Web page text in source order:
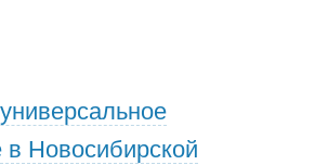
Новосибирской